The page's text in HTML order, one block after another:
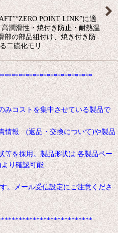
POINT LINK”に適
潤滑性・焼付き防止・耐熱温
部の部品組付け、焼き付き防
二硫化モリ…
みコストを集中させている製品で
情報 (返品・交換について)や製品
等を採用。製品形状は 各製品ペー
より確認可能
。メール受信設定にご注意くださ